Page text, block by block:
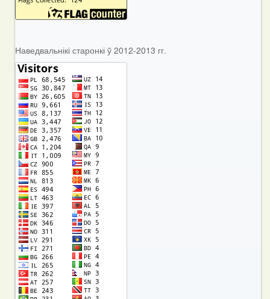
Наведвальнікі старонкі ў 2012-2013 гг.